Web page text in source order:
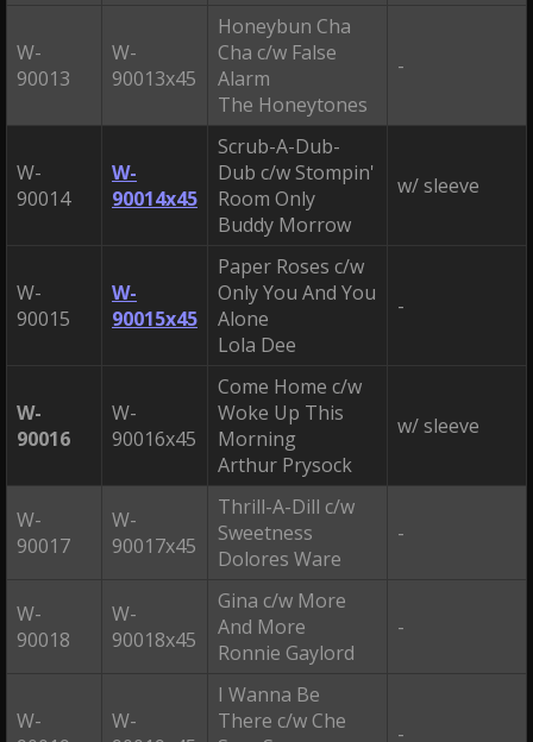
W-
90013
W-
90013x45
Honeybun Cha
Cha c/w False
Alarm
The Honeytones
-
W-
90014
W-
90014x45
Scrub-A-Dub-
Dub c/w Stompin'
Room Only
Buddy Morrow
w/ sleeve
W-
90015
W-
90015x45
Paper Roses c/w
Only You And You
Alone
Lola Dee
-
W-
90016
W-
90016x45
Come Home c/w
Woke Up This
Morning
Arthur Prysock
w/ sleeve
W-
90017
W-
90017x45
Thrill-A-Dill c/w
Sweetness
Dolores Ware
-
W-
90018
W-
90018x45
Gina c/w More
And More
Ronnie Gaylord
-
W-
W-
I Wanna Be
There c/w Che
-